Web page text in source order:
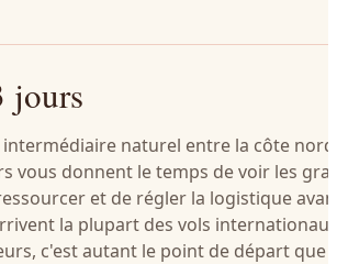
jours
naturel entre la côte
vous donnent le temps de voir les
et de régler la logistique
la plupart des vols
c'est autant le point de départ que